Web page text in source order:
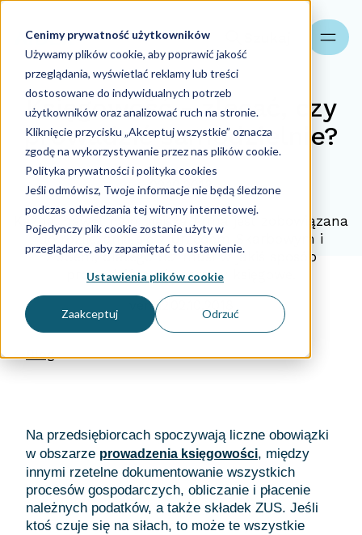
Cenimy prywatność użytkowników
Używamy plików cookie, aby poprawić jakość
przeglądania, wyświetlać reklamy lub treści
dostosowane do indywidualnych potrzeb
użytkowników oraz analizować ruch na stronie.
Kliknięcie przycisku „Akceptuj wszystkie” oznacza
zgodę na wykorzystywanie przez nas plików cookie.
Polityka prywatności i polityka cookies
Jeśli odmówisz, Twoje informacje nie będą śledzone
podczas odwiedzania tej witryny internetowej.
Pojedynczy plik cookie zostanie użyty w
przeglądarce, aby zapamiętać to ustawienie.
Ustawienia plików cookie
Zaakceptuj Odrzuć
Księgowość - zlecać, czy
prowadzić samodzielnie?
02.10.2018
Każda, nawet najmniejsza firma jest zobowiązana
do rozliczania się z Urzędem Skarbowym i
ZUSem, dlatego też musi w jakiś sposób
prowadzić swoje sprawy księgowe.
venti2
Blog
Na przedsiębiorcach spoczywają liczne obowiązki
w obszarze prowadzenia księgowości, między
innymi rzetelne dokumentowanie wszystkich
procesów gospodarczych, obliczanie i płacenie
należnych podatków, a także składek ZUS. Jeśli
ktoś czuje się na siłach, to może te wszystkie